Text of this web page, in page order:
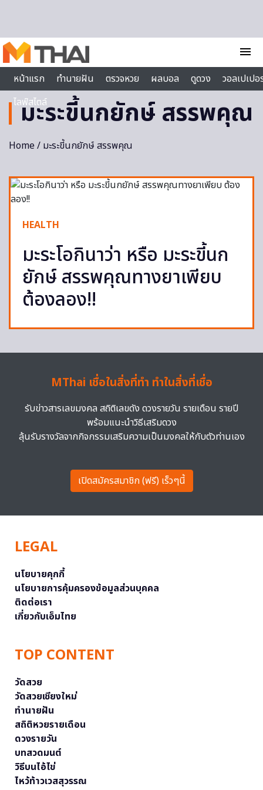
menu
หน้าแรก
ทำนายฝัน ตรวจหวย ผลบอล ดูดวง
วอลเปเป
ไลฟ์สไตล์
มะระขี้นกยักษ์ สรรพคุณ
Home/ มะระขี้นกยักษ์ สรรพคุณ
HEALTH
มะระโอกินาว่า หรือ มะระขี้นก
ยักษ์ สรรพคุณทางยาเพียบ
ต้องลอง!!
MThai เชื่อในสิ่งที่ทำ ทำในสิ่งที่เชื่อ
รับข่าวสารเลขมงคล สถิติเลขดัง ดวงรายวัน รายเดือน รายปี
พร้อมแนะนำวิธีเสริมดวง
ลุ้นรับรางวัลจากกิจกรรมเสริมความเป็นมงคลให้กับตัวท่านเอง
เปิดสมัครสมาชิก (ฟรี) เร็วๆนี้
LEGAL
นโยบายคุกกี้
นโยบายการคุ้มครองข้อมูลส่วนบุคคล
ติดต่อเรา
เกี่ยวกับเอ็มไทย
TOP CONTENT
วัดสวย
วัดสวยเชียงใหม่
ทำนายฝัน
สถิติหวยรายเดือน
ดวงรายวัน
บทสวดมนต์
วิธีบนไอ้ไข่
ไหว้ท้าวเวสสุวรรณ